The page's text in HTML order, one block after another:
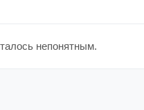
непонятным.